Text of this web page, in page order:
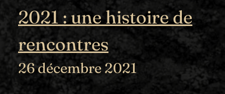
2021 : une histoire de
rencontres
26 décembre 2021